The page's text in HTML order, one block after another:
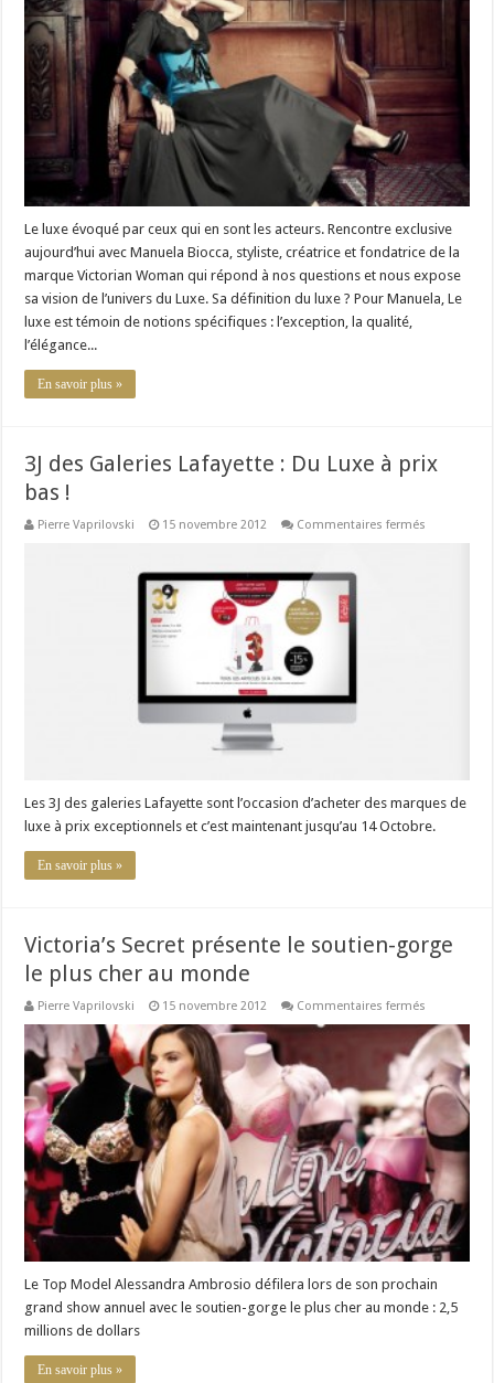
Le luxe évoqué par ceux qui en sont les acteurs. Rencontre exclusive
aujourd’hui avec Manuela Biocca, styliste, créatrice et fondatrice de la
marque Victorian Woman qui répond à nos questions et nous expose
sa vision de l’univers du Luxe. Sa définition du luxe ? Pour Manuela, Le
luxe est témoin de notions spécifiques : l’exception, la qualité,
l’élégance...
En savoir plus »
3J des Galeries Lafayette : Du Luxe à prix
bas !
Pierre Vaprilovski 15 novembre 2012 Commentaires fermés
Les 3J des galeries Lafayette sont l’occasion d’acheter des marques de
luxe à prix exceptionnels et c’est maintenant jusqu’au 14 Octobre.
En savoir plus »
Victoria’s Secret présente le soutien-gorge
le plus cher au monde
Pierre Vaprilovski 15 novembre 2012 Commentaires fermés
Secret
présente
le
soutien-
gorge
le
plus
cher
au
monde
Le Top Model Alessandra Ambrosio défilera lors de son prochain
grand show annuel avec le soutien-gorge le plus cher au monde : 2,5
millions de dollars
En savoir plus »